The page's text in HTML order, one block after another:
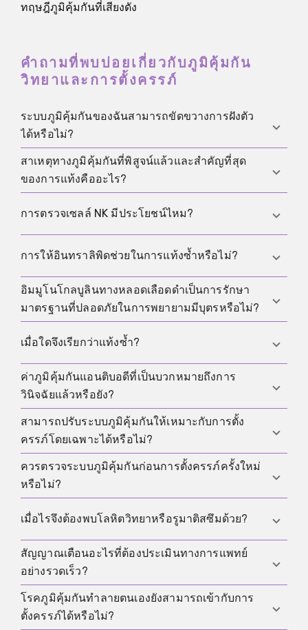
ทฤษฎีภูมิคุ้มกันที่เสียงดัง
คำถามที่พบบ่อยเกี่ยวกับภูมิคุ้มกัน
วิทยาและการตั้งครรภ์
ระบบภูมิคุ้มกันของฉันสามารถขัดขวางการฝังตัว
ได้หรือไม่?
ปัจจัยทางภูมิคุ้มกันอาจมีส่วนในบางกรณี แต่ปัญหาการ
ฝังตัวส่วนใหญ่ไม่สามารถโยงกับค่าภูมิคุ้มกันเพียงค่า
สงสัยแบบกว้างๆ
สาเหตุทางภูมิคุ้มกันที่พิสูจน์แล้วและสำคัญที่สุด
ของการแท้งคืออะไร?
แอนติฟอสโฟลิพิดซินโดรมเป็นปัจจัยทางภูมิคุ้มกันหลัก
การตั้งครรภ์ และถ้าวินิจฉัยได้ถูกต้องก็จะได้รับการ
การตรวจเซลล์ NK มีประโยชน์ไหม?
ในหลายสถานการณ์ ประโยชน์ทางคลินิกยังไม่ชัดเจน
ผลลัพธ์ของการตั้งครรภ์ยังไม่สอดคล้องกัน ดังนั้นจึง
ควรมองการตรวจลักษณะนี้อย่างวิพากษ์
การให้อินทราลิพิดช่วยในการแท้งซ้ำหรือไม่?
ในหลายภาวะยังขาดหลักฐานที่แข็งแรง ดังนั้นการ
ตัดสินใจควรอิงข้อบ่งชี้เฉพาะรายและการชั่งน้ำหนัก
ประโยชน์ต่อความเสี่ยงอย่างมีเหตุผล
อิมมูโนโกลบูลินทางหลอดเลือดดำเป็นการรักษา
มาตรฐานที่ปลอดภัยในการพยายามมีบุตรหรือไม่?
อิมมูโนโกลบูลินทางหลอดเลือดดำไม่ใช่คำตอบ
ประเมินแตกต่างกันตามสถานการณ์ และการรักษานี้มี
ความเสี่ยงและค่าใช้จ่ายที่สำคัญ
เมื่อใดจึงเรียกว่าแท้งซ้ำ?
แนวทางจำนวนมากถือว่าการสูญเสียการตั้งครรภ์ตั้งแต่
สองครั้งขึ้นไปเป็นเหตุให้ต้องประเมินอย่างเป็นระบบ
แม้ว่าคำนิยามและแนวทางปฏิบัติจะต่างกันไปตาม
ระบบและประวัติก็ตาม
ค่าภูมิคุ้มกันแอนติบอดีที่เป็นบวกหมายถึงการ
วินิจฉัยแล้วหรือยัง?
ไม่ใช่ สิ่งสำคัญเสมอคือความสัมพันธ์ระหว่างผลแล็บ
อาการ ประวัติการตั้งครรภ์ และผลตรวจอื่นๆ ค่าเดียวที่
เป็นบวกไม่สามารถอธิบายภาวะแทรกซ้อนของการตั้ง
ครรภ์ได้เอง
สามารถปรับระบบภูมิคุ้มกันให้เหมาะกับการตั้ง
ครรภ์โดยเฉพาะได้หรือไม่?
การรักษาภูมิคุ้มกันแบบเจาะจงจะมีประโยชน์ก็ต่อเมื่อมี
ข้อบ่งชี้ชัดเจน เพราะการกดภูมิคุ้มกันแบบกว้างโดย
ไม่มีการวินิจฉัยมักเพิ่มความเสี่ยงมากกว่าช่วยเพิ่ม
โอกาส
ควรตรวจระบบภูมิคุ้มกันก่อนการตั้งครรภ์ครั้งใหม่
หรือไม่?
ไม่ การตรวจแบบเจาะจงมีประโยชน์เมื่อประวัติ
โรคภูมิคุ้มกันทำลายตนเองที่รู้จักแล้ว การตรวจคัดกรอ
งกว้างๆ โดยไม่มีคำถามชัดเจนมักไม่ช่วย
เมื่อไรจึงต้องพบโลหิตวิทยาหรือรูมาติสซึมด้วย?
โดยเฉพาะเมื่อสงสัย APS มีลิ่มเลือดอุดตัน มีโรค
ภูมิคุ้มกันทำลายตนเองที่กำเริบ หรือการตั้งครรภ์ครั้ง
ก่อนเคยมีปัญหาเรื่อง preeclampsia การเจริญเติบโต
ชะลอ หรือภาวะแทรกซ้อนอื่นๆ
สัญญาณเตือนอะไรที่ต้องประเมินทางการแพทย์
อย่างรวดเร็ว?
การแท้งซ้ำ ประวัติลิ่มเลือดอุดตัน ภาวะแทรกซ้อนการ
ตั้งครรภ์ที่รุนแรง หรือโรคภูมิคุ้มกันทำลายตนเองที่รู้จัก
โรคภูมิคุ้มกันทำลายตนเองยังสามารถเข้ากับการ
ตั้งครรภ์ได้หรือไม่?